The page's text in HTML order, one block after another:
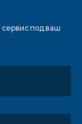
сервис под ваш